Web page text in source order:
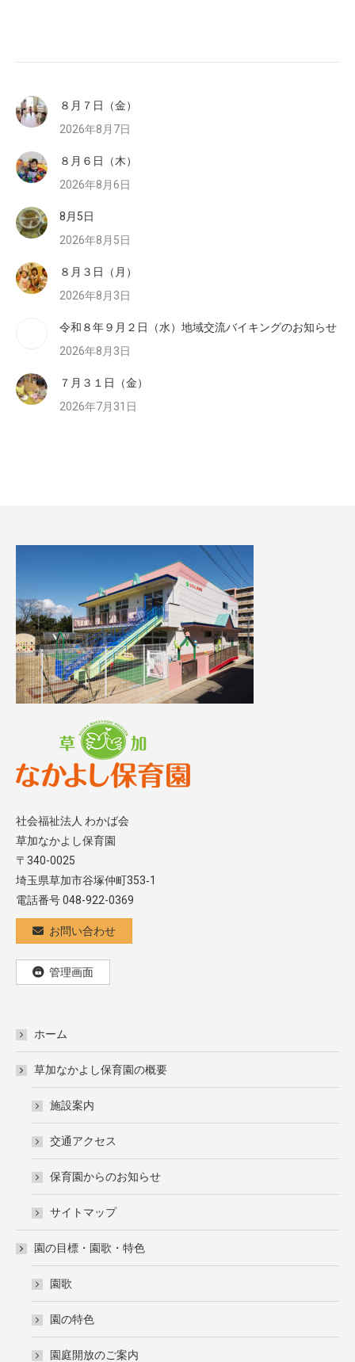
８月７日（金）
2026年8月7日
８月６日（木）
2026年8月6日
8月5日
2026年8月5日
８月３日（月）
2026年8月3日
令和８年９月２日（水）地域交流バイキングのお知らせ
2026年8月3日
７月３１日（金）
2026年7月31日
社会福祉法人 わかば会
草加なかよし保育園
〒340-0025
埼玉県草加市谷塚仲町353‐1
電話番号 048-922-0369
お問い合わせ
管理画面
ホーム
草加なかよし保育園の概要
施設案内
交通アクセス
保育園からのお知らせ
サイトマップ
園の目標・園歌・特色
園歌
園の特色
園庭開放のご案内